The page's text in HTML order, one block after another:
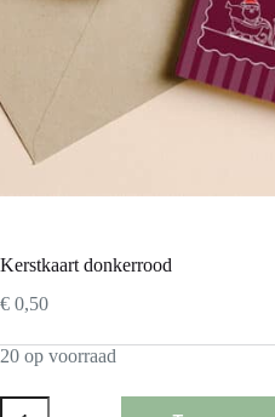
Kerstkaart donkerrood
€ 0,50
20 op voorraad
Kerstkaart